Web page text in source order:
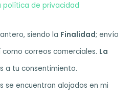
política de privacidad
siendo la Finalidad; envío
correos comerciales. La
a tu consentimiento.
se encuentran alojados en mi